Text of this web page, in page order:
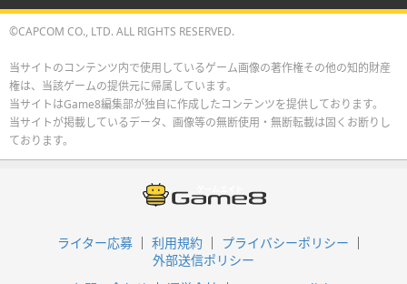
©CAPCOM CO., LTD. ALL RIGHTS RESERVED.
当サイトのコンテンツ内で使用しているゲーム画像の著作権その他の知的財産
権は、当該ゲームの提供元に帰属しています。
当サイトはGame8編集部が独自に作成したコンテンツを提供しております。
当サイトが掲載しているデータ、画像等の無断使用・無断転載は固くお断りし
ております。
ライター応募 利用規約
プライバシーポリシー
外部送信ポリシー